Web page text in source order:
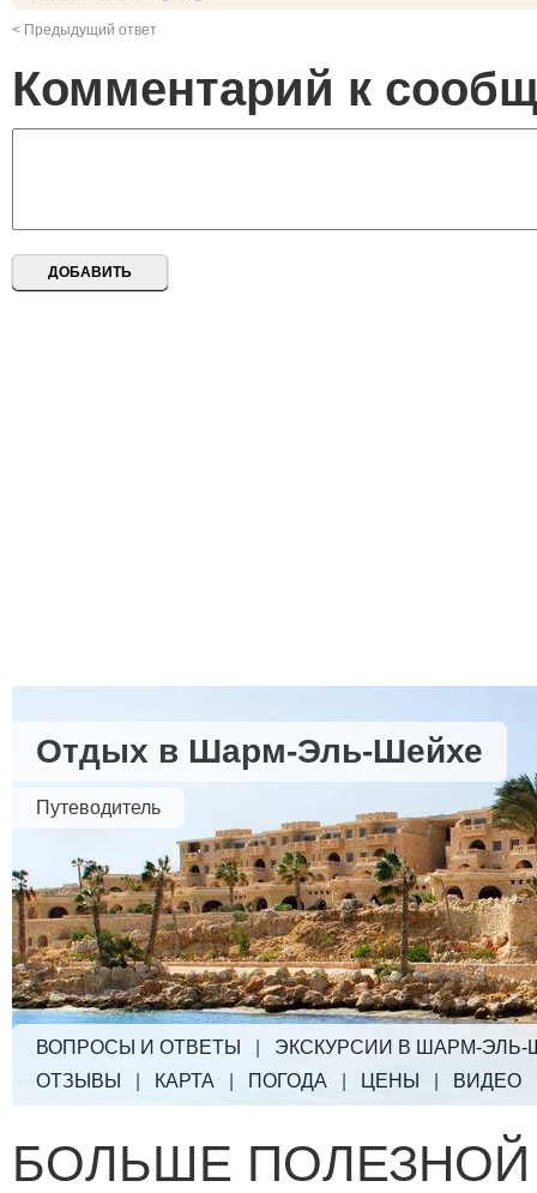
< Предыдущий ответ
Комментарий к
Отдых в Шарм-Эль-Шейхе
Путеводитель
ВОПРОСЫ И ОТВЕТЫ
ЭКСКУРСИИ В ШАРМ-
ОТЗЫВЫ
КАРТА ПОГОДА ЦЕНЫ ВИДЕО
БОЛЬШЕ ПОЛЕЗНОЙ